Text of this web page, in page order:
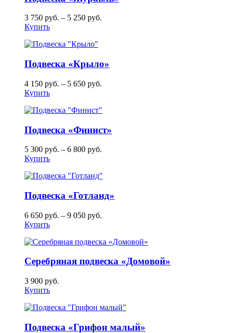
3 750 руб. – 5 250 руб.
Купить
Подвеска «Крыло»
4 150 руб. – 5 650 руб.
Купить
Подвеска «Финист»
5 300 руб. – 6 800 руб.
Купить
Подвеска «Готланд»
6 650 руб. – 9 050 руб.
Купить
Серебряная подвеска «Домовой»
3 900 руб.
Купить
Подвеска «Грифон малый»